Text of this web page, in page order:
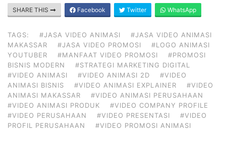
SHARE THIS Facebook Twitter WhatsApp
TAGS: #JASA VIDEO ANIMASI
#JASA VIDEO ANIMASI
MAKASSAR
#JASA VIDEO PROMOSI
#LOGO ANIMASI
YOUTUBER
#MANFAAT VIDEO PROMOSI
#PROMOSI
BISNIS MODERN
#STRATEGI MARKETING DIGITAL
#VIDEO ANIMASI
#VIDEO ANIMASI 2D
#VIDEO
ANIMASI BISNIS
#VIDEO ANIMASI EXPLAINER
#VIDEO
ANIMASI MAKASSAR
#VIDEO ANIMASI PERUSAHAAN
#VIDEO ANIMASI PRODUK
#VIDEO COMPANY PROFILE
#VIDEO PERUSAHAAN
#VIDEO PRESENTASI
#VIDEO
PROFIL PERUSAHAAN
#VIDEO PROMOSI ANIMASI